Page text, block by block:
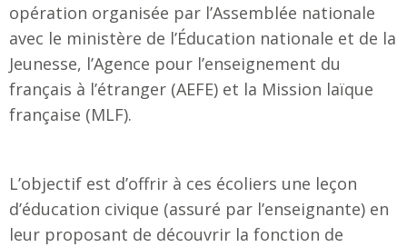
opération organisée par l’Assemblée nationale
avec le ministère de l’Éducation nationale et de la
Jeunesse, l’Agence pour l’enseignement du
français à l’étranger (AEFE) et la Mission laïque
française (MLF).
L’objectif est d’offrir à ces écoliers une leçon
d’éducation civique (assuré par l’enseignante) en
leur proposant de découvrir la fonction de